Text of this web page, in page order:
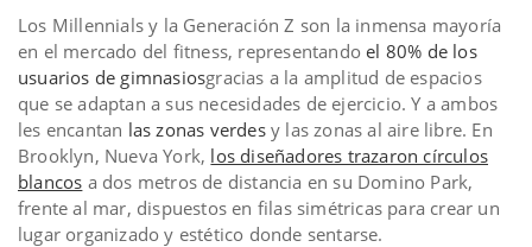
Los Millennials y la Generación Z son la inmensa mayoría
en el mercado del fitness, representando el 80% de los
usuarios de gimnasiosgracias a la amplitud de espacios
que se adaptan a sus necesidades de ejercicio. Y a ambos
les encantan las zonas verdesy las zonas al aire libre. En
Brooklyn, Nueva York, los diseñadores trazaron círculos
blancos a dos metros de distancia en su Domino Park,
frente al mar, dispuestos en filas simétricas para crear un
lugar organizado y estético donde sentarse.